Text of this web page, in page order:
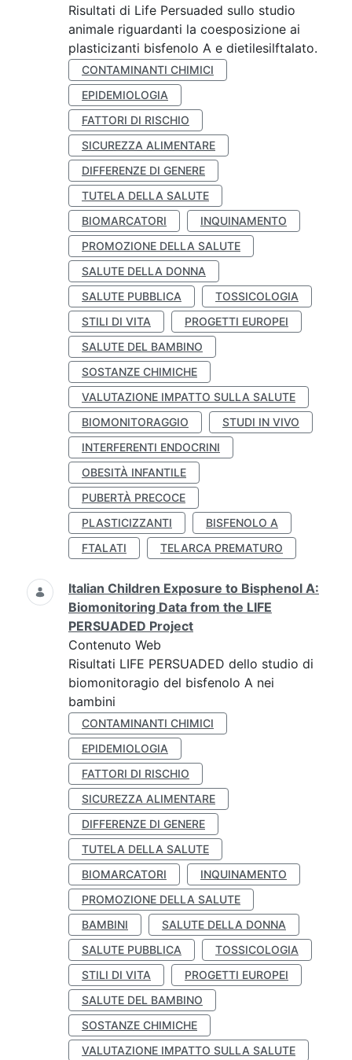
Risultati di Life Persuaded sullo studio
animale riguardanti la coesposizione ai
plasticizanti bisfenolo A e dietilesilftalato.
CONTAMINANTI CHIMICI
EPIDEMIOLOGIA
FATTORI DI RISCHIO
SICUREZZA ALIMENTARE
DIFFERENZE DI GENERE
TUTELA DELLA SALUTE
BIOMARCATORI
INQUINAMENTO
PROMOZIONE DELLA SALUTE
SALUTE DELLA DONNA
SALUTE PUBBLICA
TOSSICOLOGIA
STILI DI VITA
PROGETTI EUROPEI
SALUTE DEL BAMBINO
SOSTANZE CHIMICHE
VALUTAZIONE IMPATTO SULLA SALUTE
BIOMONITORAGGIO
STUDI IN VIVO
INTERFERENTI ENDOCRINI
OBESITÀ INFANTILE
PUBERTÀ PRECOCE
PLASTICIZZANTI
BISFENOLO A
FTALATI
TELARCA PREMATURO
Italian Children Exposure to Bisphenol A:
Biomonitoring Data from the LIFE
PERSUADED Project
Contenuto Web
Risultati LIFE PERSUADED dello studio di
biomonitoragio del bisfenolo A nei
bambini
CONTAMINANTI CHIMICI
EPIDEMIOLOGIA
FATTORI DI RISCHIO
SICUREZZA ALIMENTARE
DIFFERENZE DI GENERE
TUTELA DELLA SALUTE
BIOMARCATORI
INQUINAMENTO
PROMOZIONE DELLA SALUTE
BAMBINI
SALUTE DELLA DONNA
SALUTE PUBBLICA
TOSSICOLOGIA
STILI DI VITA
PROGETTI EUROPEI
SALUTE DEL BAMBINO
SOSTANZE CHIMICHE
VALUTAZIONE IMPATTO SULLA SALUTE